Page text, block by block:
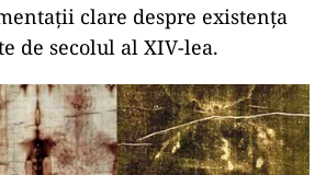
clare despre existența
de secolul al XIV-lea.